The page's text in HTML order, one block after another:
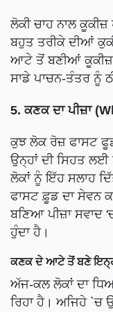
ਲੋਕੀ ਚਾਹ ਨਾਲ
ਬਹੁਤ ਤਰੀਕੇ ਦੀਆਂ
ਆਟੇ ਤੋਂ ਬਣੀਆਂ ਕੂਕੀਜ਼
ਸਾਡੇ ਪਾਚਨ-ਤੰਤਰ ਨੂੰ
5. ਕਣਕ ਦਾ ਪੀਜ਼ਾ
ਕੁਝ ਲੋਕ ਰੋਜ਼ ਫਾਸਟ
ਉਨ੍ਹਾਂ ਦੀ ਸਿਹਤ
ਲੋਕਾਂ ਨੂੰ ਇੱਹ ਸਲਾਹ
ਫਾਸਟ ਫ਼ੂਡ ਦਾ ਸੇਵਨ
ਬਣਿਆ ਪੀਜ਼ਾ ਸਵਾਦ
ਹੁੰਦਾ ਹੈ।
ਕਣਕ ਦੇ ਆਟੇ ਤੋਂ ਬਣੇ
ਅੱਜ-ਕਲ ਲੋਕਾਂ ਦਾ
ਰਿਹਾ ਹੈ। ਅਜਿਹੇ